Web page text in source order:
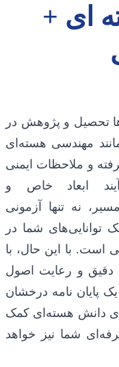
ای +
تحصیل و پژوهش در
مهندسی هسته‌ای
و ملاحظات ایمنی
ابعاد خاص و
نه تنها آزمونی
شما در
است. با این حال، با
دقیق و رعایت اصول
پایان نامه درخشان
دانش هسته‌ای کمک
شما نیز خواهد